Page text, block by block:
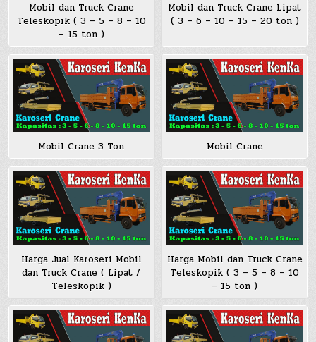
Mobil dan Truck Crane
Teleskopik ( 3 – 5 – 8 – 10
– 15 ton )
Mobil dan Truck Crane Lipat
( 3 – 6 – 10 – 15 – 20 ton )
Mobil Crane 3 Ton Mobil Crane
Harga Jual Karoseri Mobil
dan Truck Crane ( Lipat /
Teleskopik )
Harga Mobil dan Truck Crane
Teleskopik ( 3 – 5 – 8 – 10
– 15 ton )